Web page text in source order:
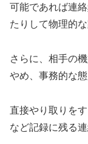
可能であれば連
たりして物理的
さらに、相手の
やめ、事務的な
直接やり取りを
など記録に残る